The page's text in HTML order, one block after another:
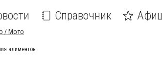
Справочник
/ Мото
алиментов